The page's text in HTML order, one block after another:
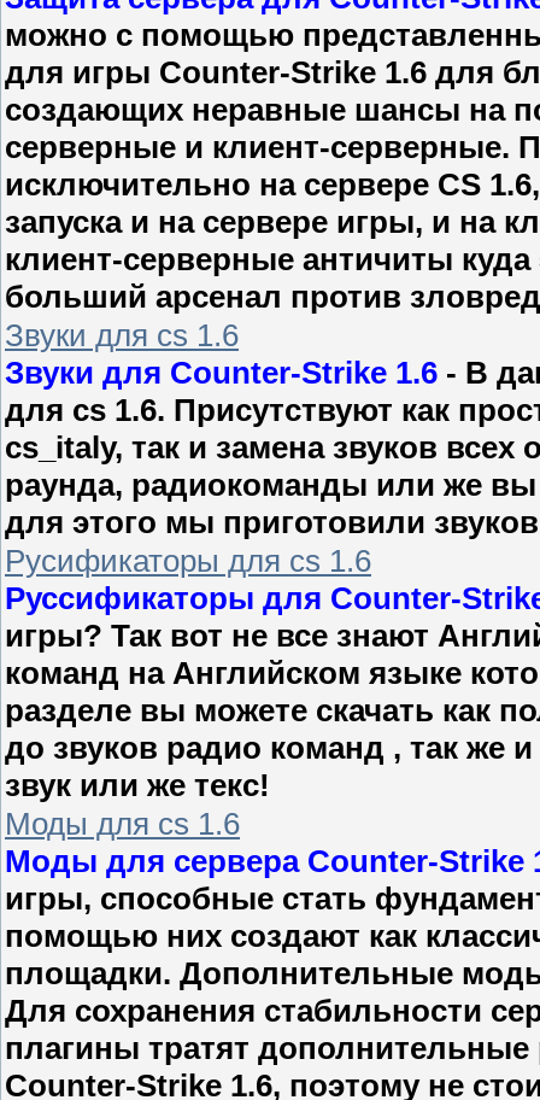
можно с помощью
для игры Counter-Strike 1.6 для
создающих неравные шансы на
серверные и клиент-серверные.
исключительно на сервере CS
запуска и на сервере игры, и на
клиент-серверные античиты
больший арсенал против
Звуки для cs 1.6
Звуки для Counter-Strike 1.6 - В
для cs 1.6. Присутствуют как
cs_italy, так и замена звуков
раунда, радиокоманды или же вы
для этого мы приготовили
Русификаторы для cs 1.6
Руссификаторы для Counter-
игры? Так вот не все знают
команд на Английском языке
разделе вы можете скачать как
до звуков радио команд , так же
звук или же текс!
Моды для cs 1.6
Моды для сервера Counter-Strike
игры, способные стать
помощью них создают как
площадки. Дополнительные
Для сохранения стабильности
плагины тратят
Counter-Strike 1.6, поэтому не